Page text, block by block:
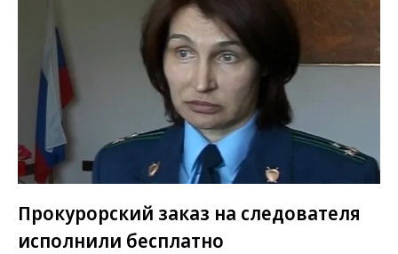
Прокурорский заказ на следователя
исполнили бесплатно